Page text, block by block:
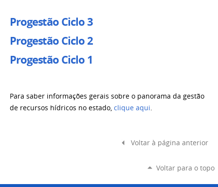
Progestão Ciclo 3
Progestão Ciclo 2
Progestão Ciclo 1
Para saber informações gerais sobre o panorama da gestão
de recursos hídricos no estado, clique aqui.
Voltar à página anterior
Voltar para o topo